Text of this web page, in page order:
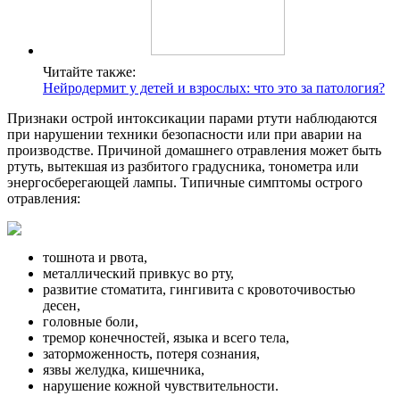
Читайте также:
Нейродермит у детей и взрослых: что это за патология?
Признаки острой интоксикации парами ртути наблюдаются
при нарушении техники безопасности или при аварии на
производстве. Причиной домашнего отравления может быть
ртуть, вытекшая из разбитого градусника, тонометра или
энергосберегающей лампы. Типичные симптомы острого
отравления:
тошнота и рвота,
металлический привкус во рту,
развитие стоматита, гингивита с кровоточивостью
десен,
головные боли,
тремор конечностей, языка и всего тела,
заторможенность, потеря сознания,
язвы желудка, кишечника,
нарушение кожной чувствительности.